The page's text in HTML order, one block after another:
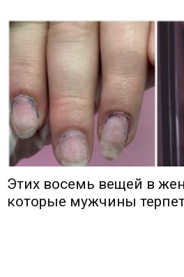
Этих восемь вещей в
которые мужчины